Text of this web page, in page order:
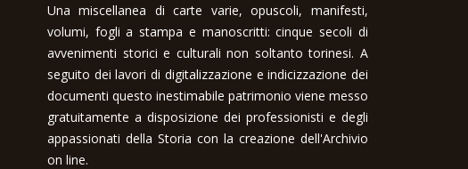
Una miscellanea di carte varie, opuscoli, manifesti,
volumi, fogli a stampa e manoscritti: cinque secoli di
avvenimenti storici e culturali non soltanto torinesi. A
seguito dei lavori di digitalizzazione e indicizzazione dei
documenti questo inestimabile patrimonio viene messo
gratuitamente a disposizione dei professionisti e degli
appassionati della Storia con la creazione dell'Archivio
on line.